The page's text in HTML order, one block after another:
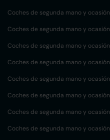
Coches de segunda mano y ocasión
Coches de segunda mano y ocasión
Coches de segunda mano y ocasión
Coches de segunda mano y ocasión
Coches de segunda mano y ocasión
Coches de segunda mano y ocasión
Coches de segunda mano y ocasión
Coches de segunda mano y ocasión